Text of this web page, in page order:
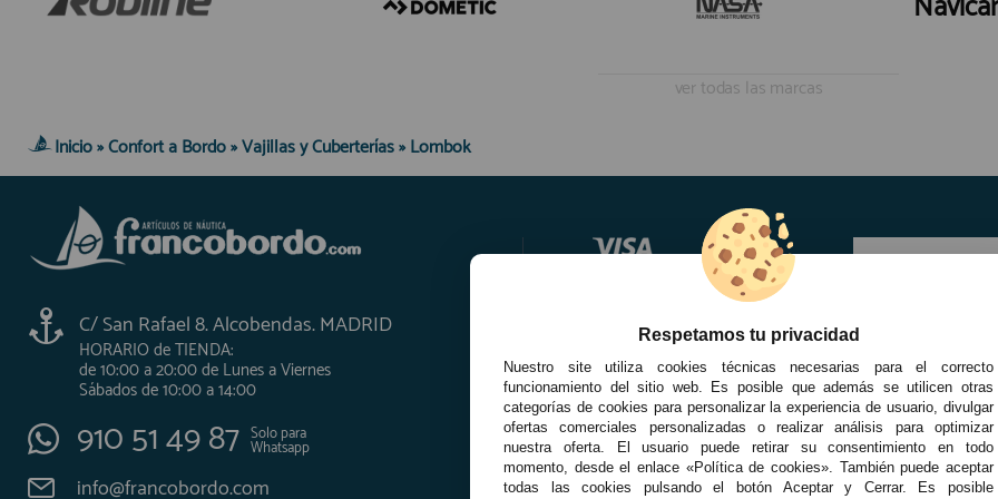
910 60 71 03
HORARIO de TIENDA:
de 10:00 a 20:00 de Lunes a Viernes
910 51 49 87 Whatsapp
info@francobordo.com
ver todas las marcas
Inicio»Confort a Bordo»Vajillas y Cuberterías» Lombok
C/ San Rafael 8. Alcobendas. MADRID
HORARIO de TIENDA:
de 10:00 a 20:00 de Lunes a Viernes
Sábados de 10:00 a 14:00
910 51 49 87 Solo para
Whatsapp
info@francobordo.com
Respetamos tu privacidad
Nuestro site utiliza cookies técnicas necesarias para el correcto
funcionamiento del sitio web. Es posible que además se utilicen otras
categorías de cookies para personalizar la experiencia de usuario, divulgar
ofertas comerciales personalizadas o realizar análisis para optimizar
nuestra oferta. El usuario puede retirar su consentimiento en todo
momento, desde el enlace «Política de cookies». También puede aceptar
todas las cookies pulsando el botón Aceptar y Cerrar. Es posible